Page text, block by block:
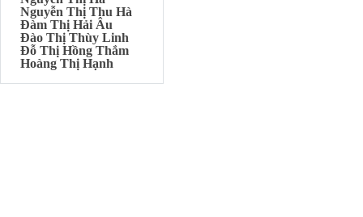
tỉnh môn Toán.
Lê Minh Chiến- Lớp 9A3
Giải Ba kỳ thi chọn HSG cấp
tỉnh môn Sinh học.
Giải Ba kỳ thi chọn HSG cấp
Nguyễn Thị Thu Hà
Đàm Thị Hải Âu
Đào Thị Thùy Linh
Đỗ Thị Hồng Thắm
Hoàng Thị Hạnh